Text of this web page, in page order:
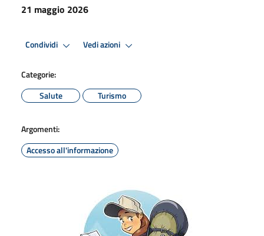
21 maggio 2026
Condividi Vedi azioni
Categorie:
Salute
Turismo
Argomenti:
Accesso all'informazione